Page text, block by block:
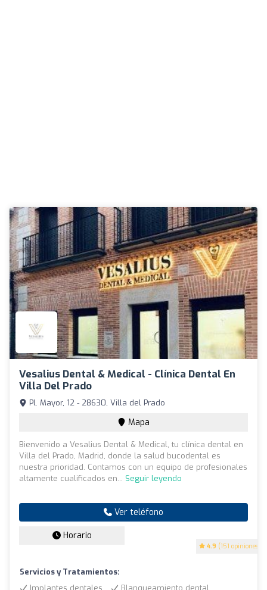
Vesalius Dental & Medical - Clínica Dental En
Villa Del Prado
4.9 (151 opiniones)
Pl. Mayor, 12 - 28630, Villa del Prado
Mapa
Bienvenido a Vesalius Dental & Medical, tu clínica dental en
Villa del Prado, Madrid, donde la salud bucodental es
nuestra prioridad. Contamos con un equipo de profesionales
altamente cualificados en... Seguir leyendo
Ver teléfono
Horario
Servicios y Tratamientos:
Implantes dentales
Blanqueamiento dental